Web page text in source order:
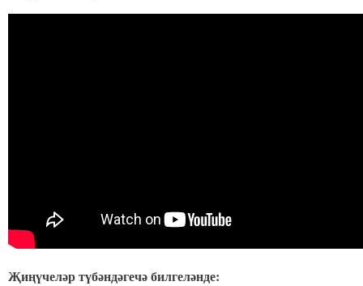
Җиңүчеләр түбәндәгечә билгеләнде: